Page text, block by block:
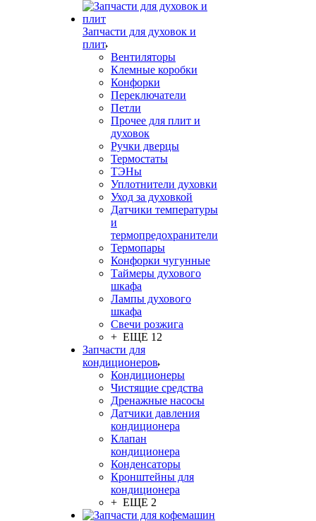
Запчасти для духовок и
плит
Вентиляторы
Клемные коробки
Конфорки
Переключатели
Петли
Прочее для плит и
духовок
Ручки дверцы
Термостаты
ТЭНы
Уплотнители духовки
Уход за духовкой
Датчики температуры
и
термопредохранители
Термопары
Конфорки чугунные
Таймеры духового
шкафа
Лампы духового
шкафа
Свечи розжига
+ ЕЩЕ 12
Запчасти для
кондиционеров
Кондиционеры
Чистящие средства
Дренажные насосы
Датчики давления
кондиционера
Клапан
кондиционера
Конденсаторы
Кронштейны для
кондиционера
+ ЕЩЕ 2